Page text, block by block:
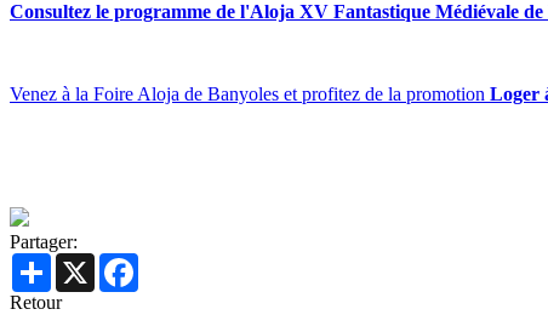
Consultez le programme de l'Aloja XV Fantastique Médiévale de
Venez à la Foire Aloja de Banyoles et profitez de la promotion Loger
Partager:
Share X
Retour